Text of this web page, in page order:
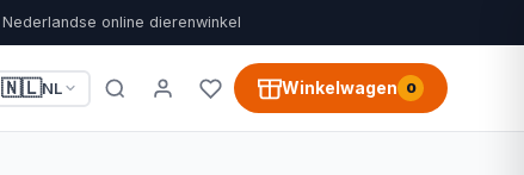
Nederlandse online dierenwinkel
🇳🇱NL Winkelwagen 0